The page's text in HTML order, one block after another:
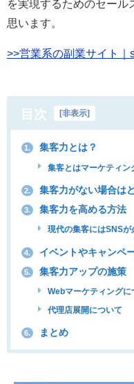
を実現するためのセール
思います。
>>営業系の副業サイト｜
目次 非表示
1. 集客力とは？
集客とはマーケティン
2. 集客力がない場合は
3. 集客力を高める方法
現代の集客にはSNSが
4. イベントやキャンペ
5. 集客力アップの施策
Webマーケティングに
代理店展開について
6. まとめ